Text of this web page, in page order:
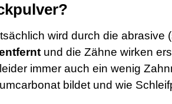
wird durch die abrasive
und die Zähne wirken
immer auch ein wenig
bildet und wie